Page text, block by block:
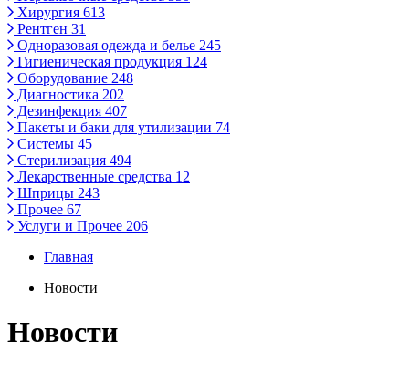
Хирургия 613
Рентген 31
Одноразовая одежда и белье 245
Гигиеническая продукция 124
Оборудование 248
Диагностика 202
Дезинфекция 407
Пакеты и баки для утилизации 74
Системы 45
Стерилизация 494
Лекарственные средства 12
Шприцы 243
Прочее 67
Услуги и Прочее 206
Главная
Новости
Новости